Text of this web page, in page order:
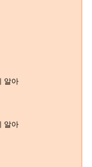
알아
알아